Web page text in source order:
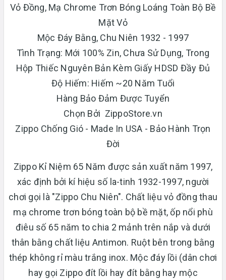
Vỏ Đồng, Mạ Chrome Trơn Bóng Loáng Toàn Bộ Bề
Mặt Vỏ
Mộc Đáy Bằng, Chu Niên 1932 - 1997
Tình Trạng: Mới 100% Zin, Chưa Sử Dụng, Trong
Hộp Thiếc Nguyên Bản Kèm Giấy HDSD Đầy Đủ
Độ Hiếm: Hiếm ~20 Năm Tuổi
Hàng Bảo Đảm Được Tuyển
Chọn Bởi ZippoStore.vn
Zippo Chống Gió - Made In USA - Bảo Hành Trọn
Đời
Zippo Kỉ Niệm 65 Năm được sản xuất năm 1997,
xác định bởi kí hiệu số la-tinh 1932-1997, người
chơi gọi là "Zippo Chu Niên". Chất liệu vỏ đồng thau
mạ chrome trơn bóng toàn bộ bề mặt, ốp nổi phù
điêu số 65 năm to chia 2 mảnh trên nắp và dưới
thân bằng chất liệu Antimon. Ruột bên trong bằng
thép không rỉ màu trắng inox. Mộc đáy lồi (dân chơi
hay gọi Zippo đít lồi hay đít bằng hay mộc